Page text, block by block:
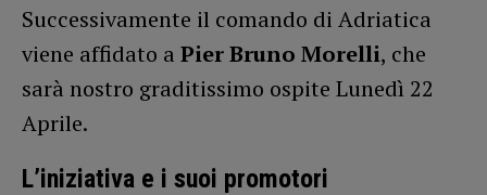
Successivamente il comando di Adriatica
viene affidato a Pier Bruno Morelli, che
sarà nostro graditissimo ospite Lunedì 22
Aprile.
L’iniziativa e i suoi promotori